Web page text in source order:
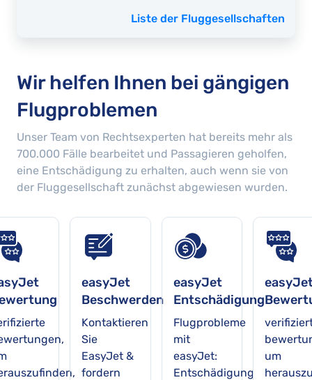
Liste der Fluggesellschaften
Wir helfen Ihnen bei gängigen
Flugproblemen
Unser Team von Rechtsexperten hat bereits mehr als
700.000 Fälle bearbeitet und Passagieren geholfen,
eine Entschädigung zu erhalten, auch wenn sie von
der Fluggesellschaft zunächst abgewiesen wurden.
easyJet
Beschwerden
Kontaktieren
Sie
EasyJet &
fordern
easyJet
Entschädigung
Flugprobleme
mit
easyJet:
Entschädigung
um